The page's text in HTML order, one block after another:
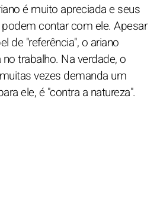
é muito apreciada e seus
contar com ele. Apesar
de "referência", o ariano
trabalho. Na verdade, o
vezes demanda um
ele, é "contra a natureza".